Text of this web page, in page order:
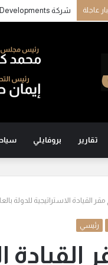
عاجلة
تقارير بروفايلي
مقر القيادة الاستراتيجية للدولة
رئيسي
القيادة